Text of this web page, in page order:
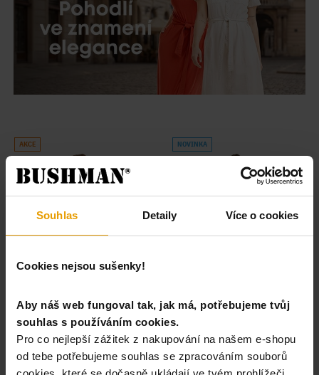
Souhlas Detaily Více o cookies
Cookies nejsou sušenky!
Aby náš web fungoval tak, jak má, potřebujeme tvůj
souhlas s používáním cookies.
Pro co nejlepší zážitek z nakupování na našem e-shopu
od tebe potřebujeme souhlas se zpracováním souborů
AKCE
tričko Layla dark
brown
-20 %
skladem
NOVINKA